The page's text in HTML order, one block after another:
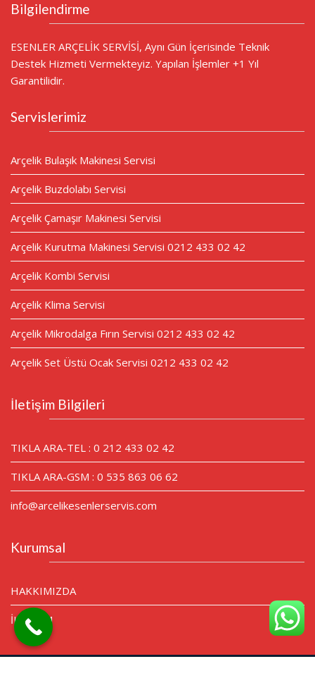
Bilgilendirme
ESENLER ARÇELİK SERVİSİ, Aynı Gün İçerisinde Teknik
Destek Hizmeti Vermekteyiz. Yapılan İşlemler +1 Yıl
Garantilidir.
Servislerimiz
Arçelik Bulaşık Makinesi Servisi
Arçelik Buzdolabı Servisi
Arçelik Çamaşır Makinesi Servisi
Arçelik Kurutma Makinesi Servisi 0212 433 02 42
Arçelik Kombi Servisi
Arçelik Klima Servisi
Arçelik Mikrodalga Fırın Servisi 0212 433 02 42
Arçelik Set Üstü Ocak Servisi 0212 433 02 42
İletişim Bilgileri
TIKLA ARA-TEL : 0 212 433 02 42
TIKLA ARA-GSM : 0 535 863 06 62
info@arcelikesenlerservis.com
Kurumsal
HAKKIMIZDA
İLETİŞİM